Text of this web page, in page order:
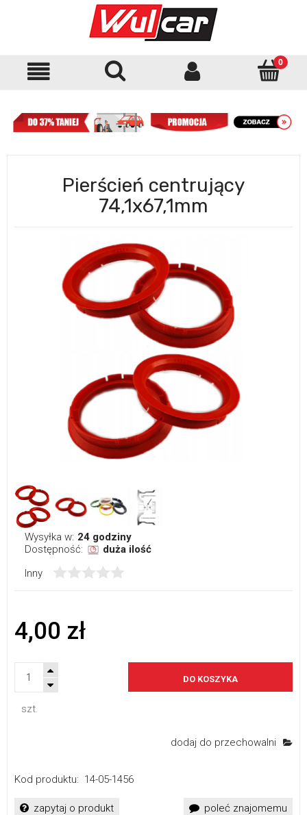
Pierścień centrujący
74,1x67,1mm
Wysyłka w: 24 godziny
Dostępność:
duża ilość
Inny
4,00 zł
szt.
DO KOSZYKA
dodaj do przechowalni
Kod produktu: 14-05-1456
zapytaj o produkt poleć znajomemu